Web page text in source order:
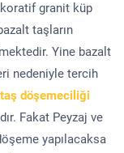
granit küp
taşların
Yine bazalt
nedeniyle tercih
döşemeciliği
Fakat Peyzaj ve
yapılacaksa